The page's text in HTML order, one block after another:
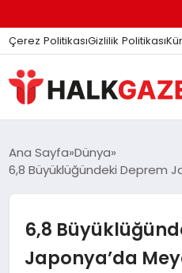
Çerez PolitikasıGizlilik Politikası
DÜNYA
EKONOMI
Ana Sayfa Dünya
6,8 Büyüklüğündeki Deprem
6,8
Japonya’da